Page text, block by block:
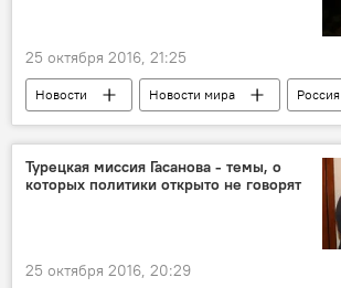
25 октября 2016, 21:25
Новости Новости мира Россия
Турецкая миссия Гасанова - темы, о
которых политики открыто не говорят
25 октября 2016, 20:29